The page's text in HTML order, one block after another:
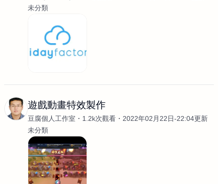
未分類
遊戲動畫特效製作
豆腐個人工作室 1.2k次觀看
2022年02月22日-22:04更新
未分類